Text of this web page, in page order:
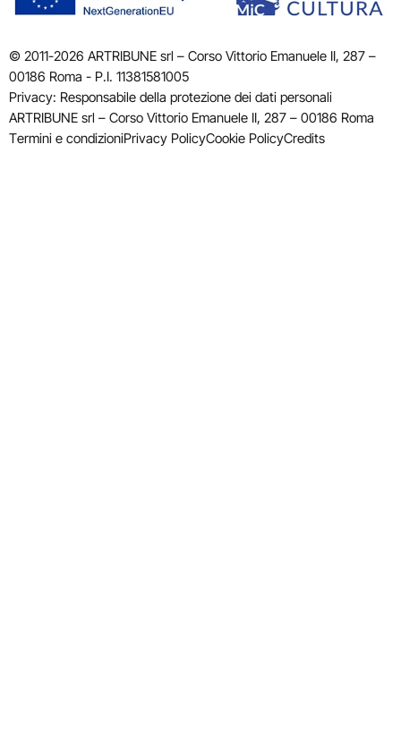
© 2011-2026 ARTRIBUNE srl – Corso Vittorio Emanuele II, 287 –
00186 Roma - P.I. 11381581005
Privacy: Responsabile della protezione dei dati personali
ARTRIBUNE srl – Corso Vittorio Emanuele II, 287 – 00186 Roma
Termini e condizioniPrivacy PolicyCookie PolicyCredits